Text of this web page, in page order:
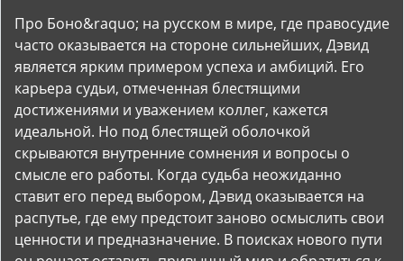
Про Боно&raquo; на русском в мире, где правосудие
часто оказывается на стороне сильнейших, Дэвид
является ярким примером успеха и амбиций. Его
карьера судьи, отмеченная блестящими
достижениями и уважением коллег, кажется
идеальной. Но под блестящей оболочкой
скрываются внутренние сомнения и вопросы о
смысле его работы. Когда судьба неожиданно
ставит его перед выбором, Дэвид оказывается на
распутье, где ему предстоит заново осмыслить свои
ценности и предназначение. В поисках нового пути